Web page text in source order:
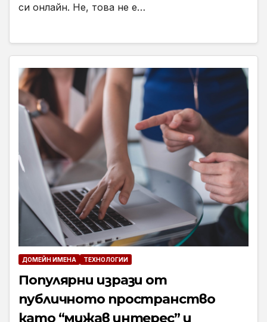
си онлайн. Не, това не е…
ДОМЕЙН ИМЕНА ТЕХНОЛОГИИ
Популярни изрази от
публичното пространство
като “мижав интерес” и